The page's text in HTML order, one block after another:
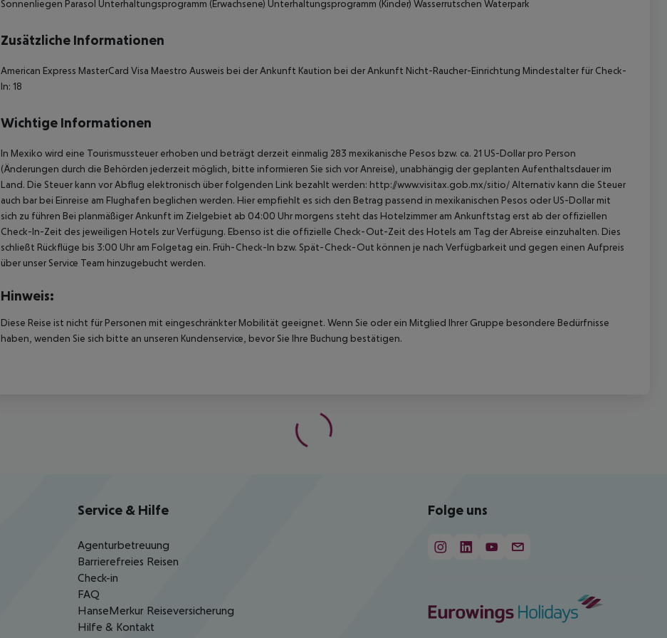
Sonnenliegen Parasol Unterhaltungsprogramm (Erwachsene) Unterhaltungsprogramm (Kinder) Wasserrutschen Waterpark
Zusätzliche Informationen
American Express MasterCard Visa Maestro Ausweis bei der Ankunft Kaution bei der Ankunft Nicht-Raucher-Einrichtung Mindestalter für Check-
In: 18
Wichtige Informationen
In Mexiko wird eine Tourismussteuer erhoben und beträgt derzeit einmalig 283 mexikanische Pesos bzw. ca. 21 US-Dollar pro Person
(Änderungen durch die Behörden jederzeit möglich, bitte informieren Sie sich vor Anreise), unabhängig der geplanten Aufenthaltsdauer im
Land. Die Steuer kann vor Abflug elektronisch über folgenden Link bezahlt werden: http://www.visitax.gob.mx/sitio/ Alternativ kann die Steuer
auch bar bei Einreise am Flughafen beglichen werden. Hier empfiehlt es sich den Betrag passend in mexikanischen Pesos oder US-Dollar mit
sich zu führen Bei planmäßiger Ankunft im Zielgebiet ab 04:00 Uhr morgens steht das Hotelzimmer am Ankunftstag erst ab der offiziellen
Check-In-Zeit des jeweiligen Hotels zur Verfügung. Ebenso ist die offizielle Check-Out-Zeit des Hotels am Tag der Abreise einzuhalten. Dies
schließt Rückflüge bis 3:00 Uhr am Folgetag ein. Früh-Check-In bzw. Spät-Check-Out können je nach Verfügbarkeit und gegen einen Aufpreis
über unser Service Team hinzugebucht werden.
Hinweis:
Diese Reise ist nicht für Personen mit eingeschränkter Mobilität geeignet. Wenn Sie oder ein Mitglied Ihrer Gruppe besondere Bedürfnisse
haben, wenden Sie sich bitte an unseren Kundenservice, bevor Sie Ihre Buchung bestätigen.
Service & Hilfe
Agenturbetreuung
Barrierefreies Reisen
Check-in
FAQ
HanseMerkur Reiseversicherung
Hilfe & Kontakt
Folge uns